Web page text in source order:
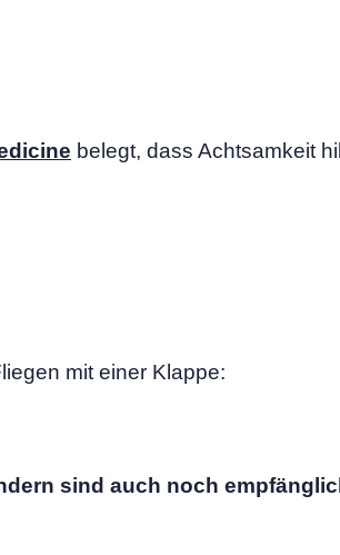
belegt, dass Achtsamkeit
mit einer Klappe:
sind auch noch